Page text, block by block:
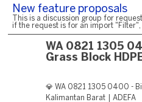
New feature proposals
This is a discussion group for
if the request is for an import
WA 0821 1305
Grass Block
💎 WA 0821 1305 0400 -
Kalimantan Barat | ADEFA